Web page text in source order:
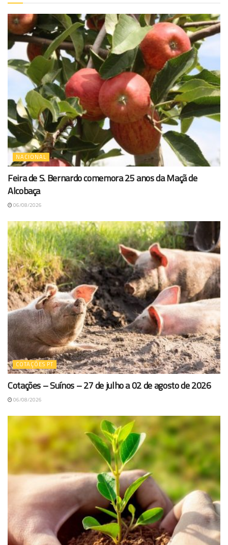
NACIONAL
Feira de S. Bernardo comemora 25 anos da Maçã de
Alcobaça
06/08/2026
COTAÇÕES PT
Cotações – Suínos – 27 de julho a 02 de agosto de 2026
06/08/2026